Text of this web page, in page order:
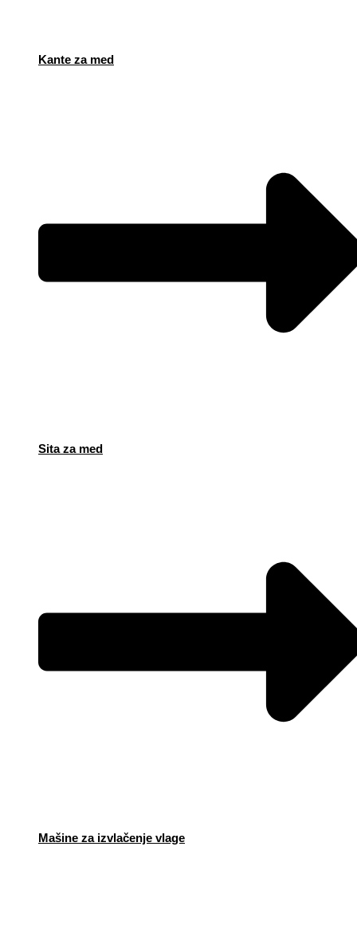
Kante za med
Sita za med
Mašine za izvlačenje vlage